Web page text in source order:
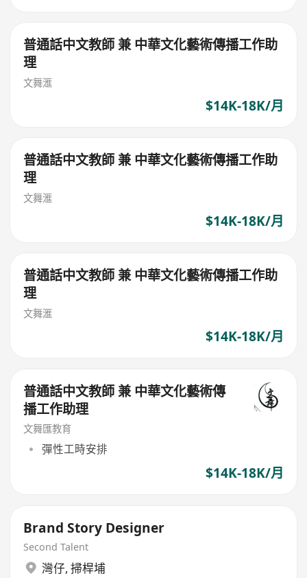
普通話中文教師 兼 中華文化藝術傳播工作助
理
文舞滙
$14K-18K/月
普通話中文教師 兼 中華文化藝術傳播工作助
理
文舞滙
$14K-18K/月
普通話中文教師 兼 中華文化藝術傳播工作助
理
文舞滙
$14K-18K/月
普通話中文教師 兼 中華文化藝術傳
播工作助理
文舞匯教育
彈性工時安排
$14K-18K/月
Brand Story Designer
Second Talent
灣仔, 掃桿埔